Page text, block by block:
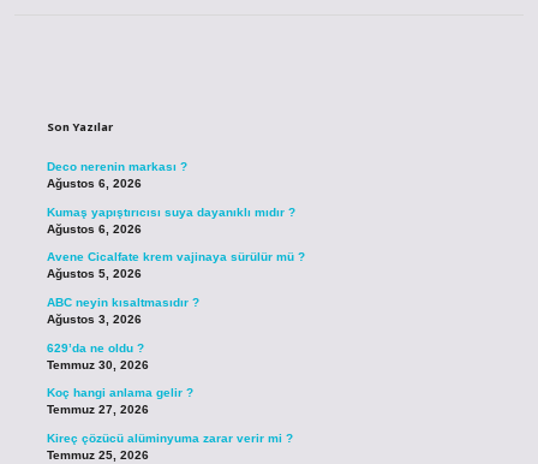
Son Yazılar
Deco nerenin markası ?
Ağustos 6, 2026
Kumaş yapıştırıcısı suya dayanıklı mıdır ?
Ağustos 6, 2026
Avene Cicalfate krem vajinaya sürülür mü ?
Ağustos 5, 2026
ABC neyin kısaltmasıdır ?
Ağustos 3, 2026
629’da ne oldu ?
Temmuz 30, 2026
Koç hangi anlama gelir ?
Temmuz 27, 2026
Kireç çözücü alüminyuma zarar verir mi ?
Temmuz 25, 2026